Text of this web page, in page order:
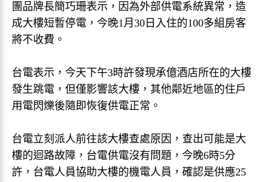
團品牌長簡巧珊表示，因為外部供電系統異常，造
成大樓短暫停電，今晚1月30日入住的100多組房客
將不收費。
台電表示，今天下午3時許發現承億酒店所在的大樓
發生跳電，但僅影響該大樓，其他鄰近地區的住戶
用電閃爍後隨即恢復供電正常。
台電立刻派人前往該大樓查處原因，查出可能是大
樓的迴路故障，台電供電沒有問題，今晚6時5分
許，台電人員協助大樓的機電人員，確認是供應25